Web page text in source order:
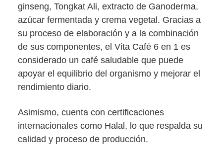
ginseng, Tongkat Ali, extracto de Ganoderma,
azúcar fermentada y crema vegetal. Gracias a
su proceso de elaboración y a la combinación
de sus componentes, el Vita Café 6 en 1 es
considerado un café saludable que puede
apoyar el equilibrio del organismo y mejorar el
rendimiento diario.
Asimismo, cuenta con certificaciones
internacionales como Halal, lo que respalda su
calidad y proceso de producción.